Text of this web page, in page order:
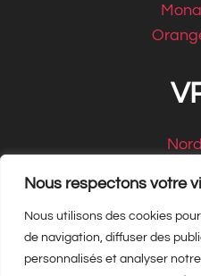
Nous respectons votre
Nous utilisons des cookies
de navigation, diffuser des
personnalisés et analyser
Copyright